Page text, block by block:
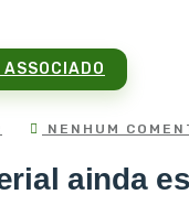
NENHUM
ainda